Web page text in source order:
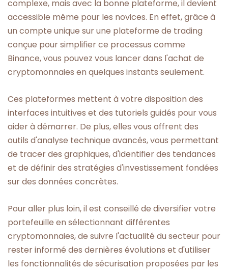
complexe, mais avec la bonne plateforme, il devient
accessible même pour les novices. En effet, grâce à
un compte unique sur une plateforme de trading
conçue pour simplifier ce processus comme
Binance, vous pouvez vous lancer dans l'achat de
cryptomonnaies en quelques instants seulement.
Ces plateformes mettent à votre disposition des
interfaces intuitives et des tutoriels guidés pour vous
aider à démarrer. De plus, elles vous offrent des
outils d'analyse technique avancés, vous permettant
de tracer des graphiques, d'identifier des tendances
et de définir des stratégies d'investissement fondées
sur des données concrètes.
Pour aller plus loin, il est conseillé de diversifier votre
portefeuille en sélectionnant différentes
cryptomonnaies, de suivre l'actualité du secteur pour
rester informé des dernières évolutions et d'utiliser
les fonctionnalités de sécurisation proposées par les